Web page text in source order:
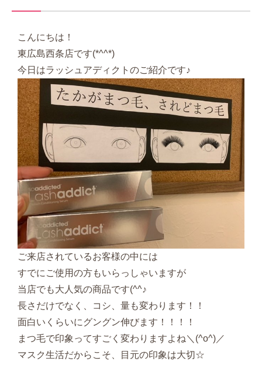
こんにちは！
東広島西条店です(*^^*)
今日はラッシュアディクトのご紹介です♪
ご来店されているお客様の中には
すでにご使用の方もいらっしゃいますが
当店でも大人気の商品です(^^♪
長さだけでなく、コシ、量も変わります！！
面白いくらいにグングン伸びます！！！！
まつ毛で印象ってすごく変わりますよね＼(^o^)／
マスク生活だからこそ、目元の印象は大切☆